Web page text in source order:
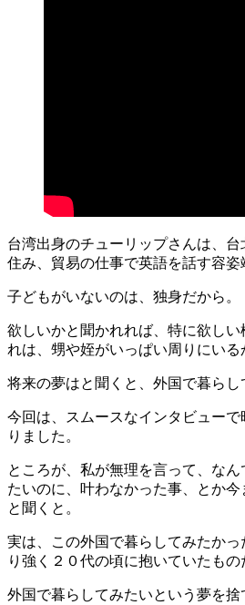
台湾出身のチューリップさんは、
住み、貿易の仕事で英語を話す容姿
子どもがいないのは、独身だから。
欲しいかと聞かれれば、特に欲しい
れは、甥や姪がいっぱい周りにいる
将来の夢はと聞くと、外国で暮らし
今回は、スムースなインタビューで
りました。
ところが、私が無理を言って、なん
たいのに、叶わなかった事、とか今
と聞くと。
実は、この外国で暮らしてみたかっ
り強く２０代の頃に抱いていたもの
外国で暮らしてみたいという夢を捨